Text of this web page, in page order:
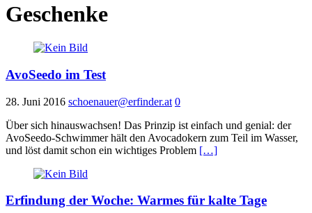
Geschenke
AvoSeedo im Test
28. Juni 2016 schoenauer@erfinder.at 0
Über sich hinauswachsen! Das Prinzip ist einfach und genial: der
AvoSeedo-Schwimmer hält den Avocadokern zum Teil im Wasser,
und löst damit schon ein wichtiges Problem […]
Erfindung der Woche: Warmes für kalte Tage